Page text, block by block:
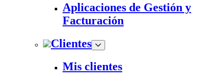
Aplicaciones de Gestión y
Facturación
Clientes
Mis clientes